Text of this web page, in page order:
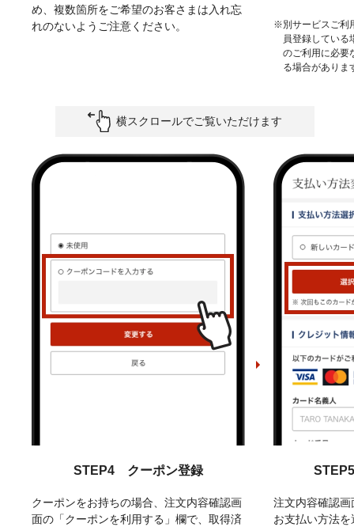
め、複数箇所をご希望のお客さまは入れ忘
れのないようご注意ください。
※別サービスご利
員登録している
のご利用に必要
る場合がありま
横スクロールでご覧いただけます
STEP4 クーポン登録
クーポンをお持ちの場合、注文内容確認画
面の「クーポンを利用する」欄で、取得済
注文内容確認
お支払い方法